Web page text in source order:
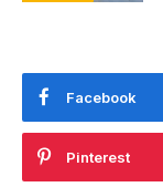
Facebook
Pinterest